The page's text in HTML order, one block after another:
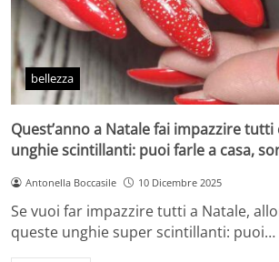
bellezza
Quest’anno a Natale fai impazzire
unghie scintillanti: puoi farle a casa,
Antonella Boccasile 10 Dicembre 2025
Se vuoi far impazzire tutti a Natale,
queste unghie super scintillanti: puoi…